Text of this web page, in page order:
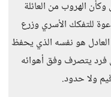
الهروب من العائلة
للتفكك الأسري وزرع
هو نفسه الذي يحفظ
فرد يتصرف وفق أهوائه
ولا حدود.